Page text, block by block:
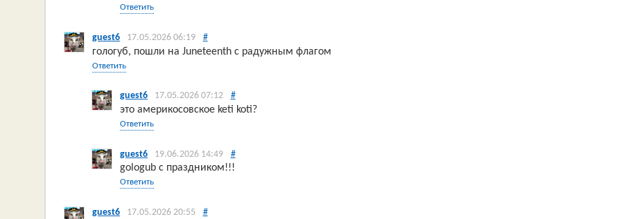
Ответить
guest6 17.05.2026 06:19 #
гологуб, пошли на Juneteenth с радужным флагом
Ответить
guest6 17.05.2026 07:12 #
это америкосовское keti koti?
Ответить
guest6 19.06.2026 14:49 #
gologub с праздником!!!
Ответить
guest6 17.05.2026 20:55 #